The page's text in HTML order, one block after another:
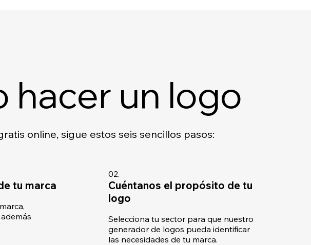
hacer un logo
online, sigue estos seis sencillos pasos:
tu marca
02.
Cuéntanos el propósito de tu
logo
Selecciona tu sector para que nuestro
generador de logos pueda identificar
las necesidades de tu marca.